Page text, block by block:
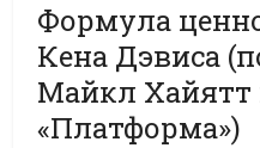
Формула
Кена Дэвиса
Майкл Хайятт
«Платформа»)